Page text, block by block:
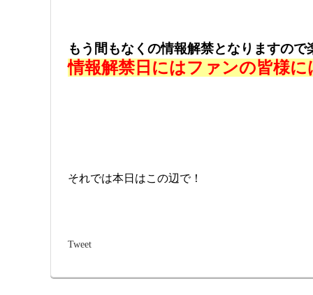
もう間もなくの情報解禁となりますの
情報解禁日にはファンの皆様
それでは本日はこの辺で！
Tweet